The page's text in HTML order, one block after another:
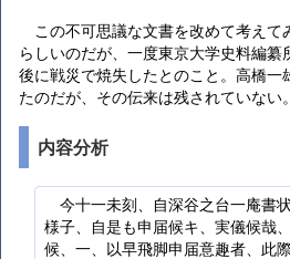
この不可思議な文書を改めて考えて
らしいのだが、一度東京大学史料編纂
後に戦災で焼失したとのこと。高橋一
たのだが、その伝来は残されていない。
内容分析
今十一未刻、自深谷之台一庵書
様子、自是も申届候キ、実儀候哉
候、一、以早飛脚申届意趣者、此